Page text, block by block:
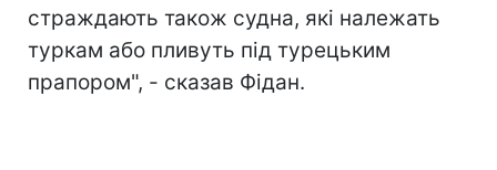
страждають також судна, які належать
туркам або пливуть під турецьким
прапором", - сказав Фідан.